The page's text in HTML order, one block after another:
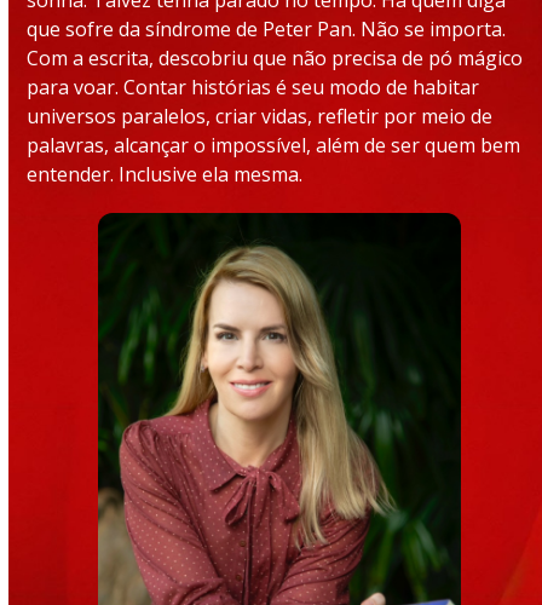
que sofre da síndrome de Peter Pan. Não se importa.
Com a escrita, descobriu que não precisa de pó mágico
para voar. Contar histórias é seu modo de habitar
universos paralelos, criar vidas, refletir por meio de
palavras, alcançar o impossível, além de ser quem bem
entender. Inclusive ela mesma.